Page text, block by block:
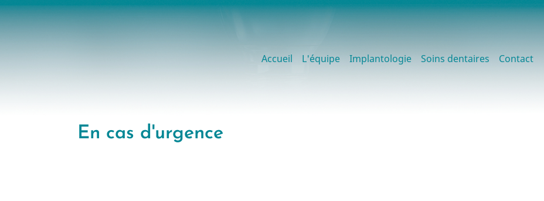
Main
Accueil L'équipe Implantologie Soins dentaires Contact
En cas d'urgence